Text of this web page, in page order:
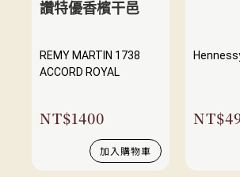
讚特優香檳干邑
REMY MARTIN 1738
ACCORD ROYAL
NT$1400
加入購物車
NT$